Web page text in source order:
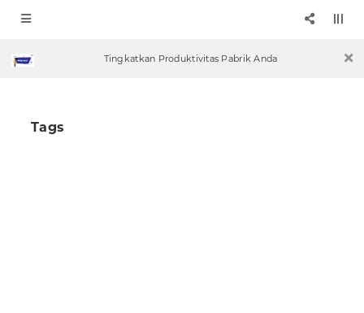
Tingkatkan Produktivitas Pabrik Anda
Tags